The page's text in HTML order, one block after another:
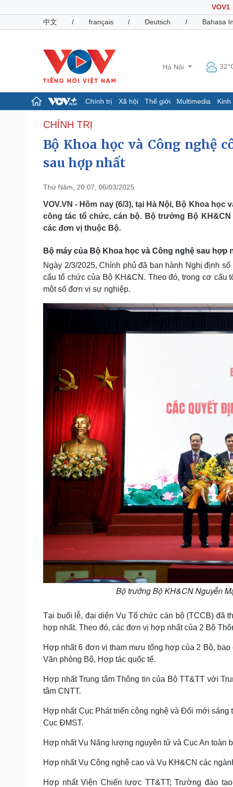
VOV1
中文
/ français / Deutsch / Bahasa
Hà Nội
Chính trị Xã hội Thế giới Multimedia Kinh
Chính trị
Tổ chức nhân sự
Quốc hội
Nhận diện sự thật
Dự báo thời tiết
Pháp luật
Vụ án
Tin nóng
Quân sự - Quốc phòng
Vũ khí
Sức khỏe
Dinh dưỡng - món ngon
Sản phụ khoa
Đời sống
Tình yêu - Gia đình
Cải chính
CHÍNH TRỊ
Bộ Khoa học và Công nghệ
sau hợp nhất
Thứ Năm, 20:07, 06/03/2025
VOV.VN - Hôm nay (6/3), tại Hà Nội, Bộ Khoa
công tác tổ chức, cán bộ. Bộ trưởng Bộ
các đơn vị thuộc Bộ.
Bộ máy của Bộ Khoa học và Công nghệ sau hợp
Ngày 2/3/2025, Chính phủ đã ban hành Nghị định
cấu tổ chức của Bộ KH&CN. Theo đó, trong cơ
một số đơn vị sự nghiệp.
Bộ trưởng Bộ KH&CN Nguyễn
Tại buổi lễ, đại diện Vụ Tổ chức cán bộ (TCCB) đã
hợp nhất. Theo đó, các đơn vị hợp nhất của 2 Bộ
Hợp nhất 6 đơn vị tham mưu tổng hợp của 2 Bộ,
Văn phòng Bộ, Hợp tác quốc tế.
Hợp nhất Trung tâm Thông tin của Bộ TT&TT với
tâm CNTT.
Hợp nhất Cục Phát triển công nghệ và Đổi mới
Cục ĐMST.
Hợp nhất Vụ Năng lượng nguyên tử và Cục An toàn
Hợp nhất Vụ Công nghệ cao và Vụ KH&CN các
Hợp nhất Viện Chiến lược TT&TT; Trường đào